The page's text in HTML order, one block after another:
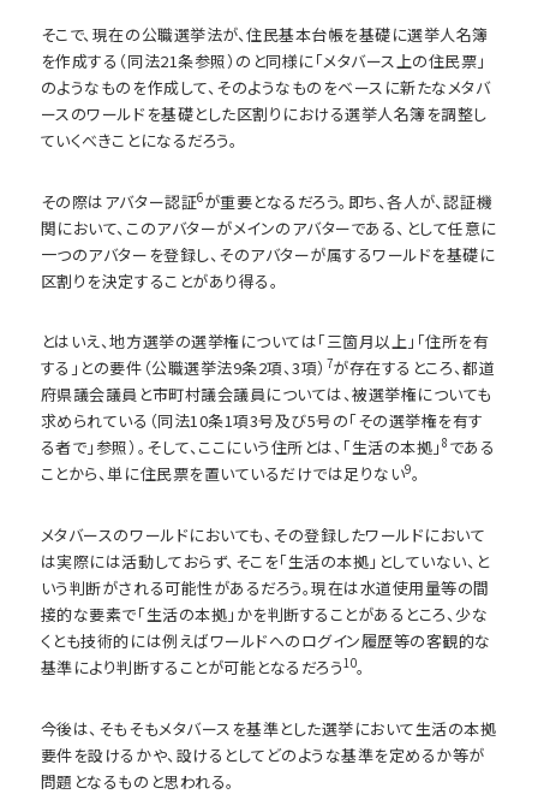
そこで、現在の公職選挙法が、住民基本台帳を基礎に選挙人名簿
を作成する（同法21条参照）のと同様に「メタバース上の住民票」
のようなものを作成して、そのようなものをベースに新たなメタバ
ースのワールドを基礎とした区割りにおける選挙人名簿を調整し
ていくべきことになるだろう。
その際はアバター認証6が重要となるだろう。即ち、各人が、認証機
関において、このアバターがメインのアバターである、として任意に
一つのアバターを登録し、そのアバターが属するワールドを基礎に
区割りを決定することがあり得る。
とはいえ、地方選挙の選挙権については「三箇月以上」「住所を有
する」との要件（公職選挙法9条2項、3項） 7が存在するところ、都道
府県議会議員と市町村議会議員については、被選挙権についても
求められている（同法10条1項3号及び5号の「その選挙権を有す
る者で」参照）。そして、ここにいう住所とは、「生活の本拠」 8 である
ことから、単に住民票を置いているだけでは足りない9。
メタバースのワールドにおいても、その登録したワールドにおいて
は実際には活動しておらず、そこを「生活の本拠」としていない、と
いう判断がされる可能性があるだろう。現在は水道使用量等の間
接的な要素で「生活の本拠」かを判断することがあるところ、少な
くとも技術的には例えばワールドへのログイン履歴等の客観的な
基準により判断することが可能となるだろう10。
今後は、そもそもメタバースを基準とした選挙において生活の本拠
要件を設けるかや、設けるとしてどのような基準を定めるか等が
問題となるものと思われる。